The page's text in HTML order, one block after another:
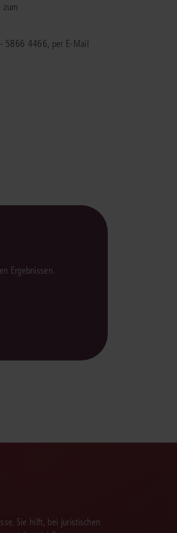
zum
- 5866 4466, per E-Mail
Ergebnissen.
Sie hilft, bei juristischen